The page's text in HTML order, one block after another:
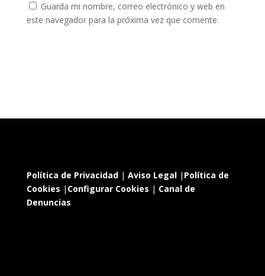
Guarda mi nombre, correo electrónico y web en
este navegador para la próxima vez que comente.
Política de Privacidad| Aviso Legal| Política de
Cookies | Configurar Cookies | Canal de
Denuncias